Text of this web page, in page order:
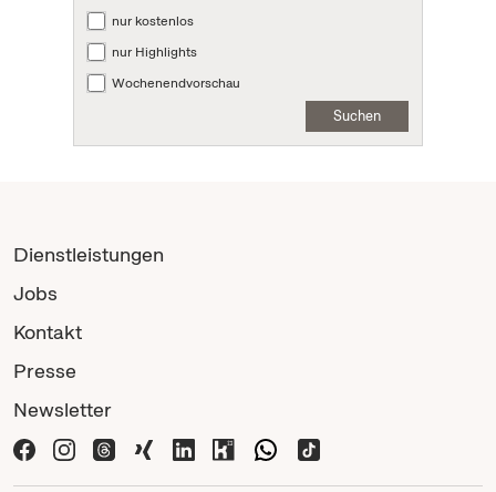
nur kostenlos
nur Highlights
Wochenendvorschau
Suchen
Dienstleistungen
Jobs
Kontakt
Presse
Newsletter